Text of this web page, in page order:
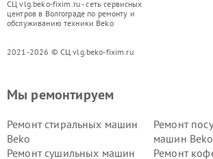
СЦ vlg.beko-fixim.ru - сеть сервисных
центров в Волгограде по ремонту и
обслуживанию техники Beko
2021-2026 © СЦ vlg.beko-fixim.ru
Мы ремонтируем
Ремонт стиральных машин
Beko
Ремонт
машин Beko
Ремонт сушильных машин
Ремонт